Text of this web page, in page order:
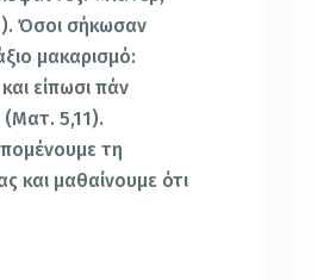
Όσοι σήκωσαν
μακαρισμό:
είπωσι πάν
(Ματ. 5,11).
τη
και μαθαίνουμε ότι